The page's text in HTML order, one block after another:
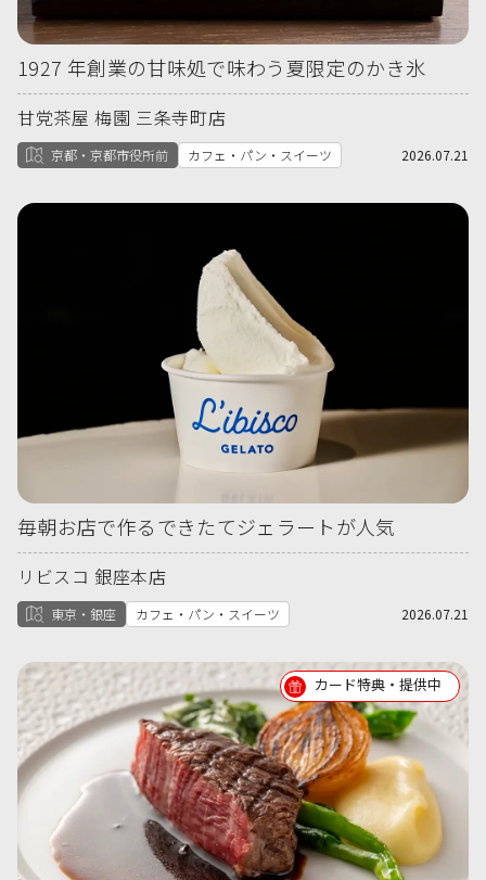
1927 年創業の甘味処で味わう夏限定のかき氷
甘党茶屋 梅園 三条寺町店
京都・京都市役所前 カフェ・パン・スイーツ 2026.07.21
毎朝お店で作るできたてジェラートが人気
リビスコ 銀座本店
東京・銀座 カフェ・パン・スイーツ 2026.07.21
カード特典・提供中